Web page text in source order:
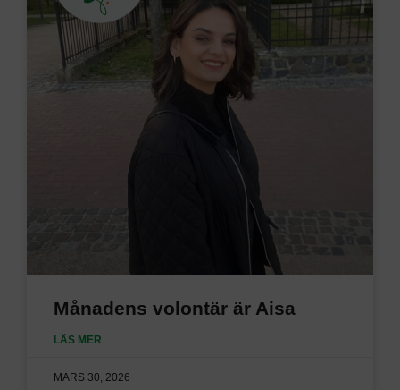
Månadens volontär är Aisa
LÄS MER
MARS 30, 2026